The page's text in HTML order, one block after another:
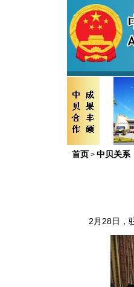
首页 > 中贝关系
2 月 28日 ，